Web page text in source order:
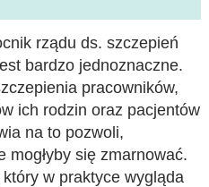
rządu ds. szczepień
bardzo jednoznaczne.
pracowników,
ich rodzin oraz pacjentów
na to pozwoli,
mogłyby się zmarnować.
w praktyce wygląda